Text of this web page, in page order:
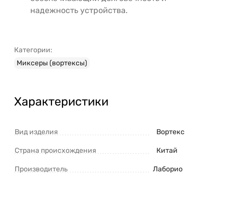
надежность устройства.
Категории:
Миксеры (вортексы)
Характеристики
Вид изделия Вортекс
Страна происхождения Китай
Производитель Лаборио